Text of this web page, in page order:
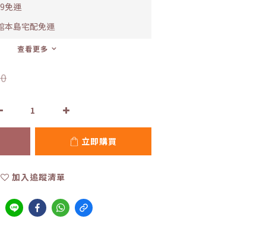
免運
本島宅配免運
查看更多
立即購買
加入追蹤清單